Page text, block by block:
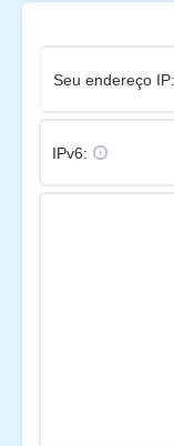
Seu endereço IP:
IPv6: